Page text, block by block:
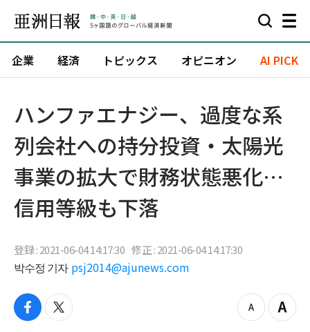
企業 経済 トピックス オピニオン AI PICK
ハンファエナジー、過度な系
列会社への持分投資・太陽光
事業の拡大で財務状態悪化…
信用等級も下落
登録 : 2021-06-04 14:17:30 修正 : 2021-06-04 14:17:30
박수정 기자 psj2014@ajunews.com
f
t
z
Z